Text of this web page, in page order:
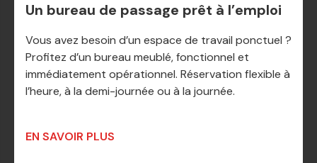
Un bureau de passage prêt à l’emploi
Vous avez besoin d’un espace de travail ponctuel ?
Profitez d’un bureau meublé, fonctionnel et
immédiatement opérationnel. Réservation flexible à
l’heure, à la demi-journée ou à la journée.
EN SAVOIR PLUS